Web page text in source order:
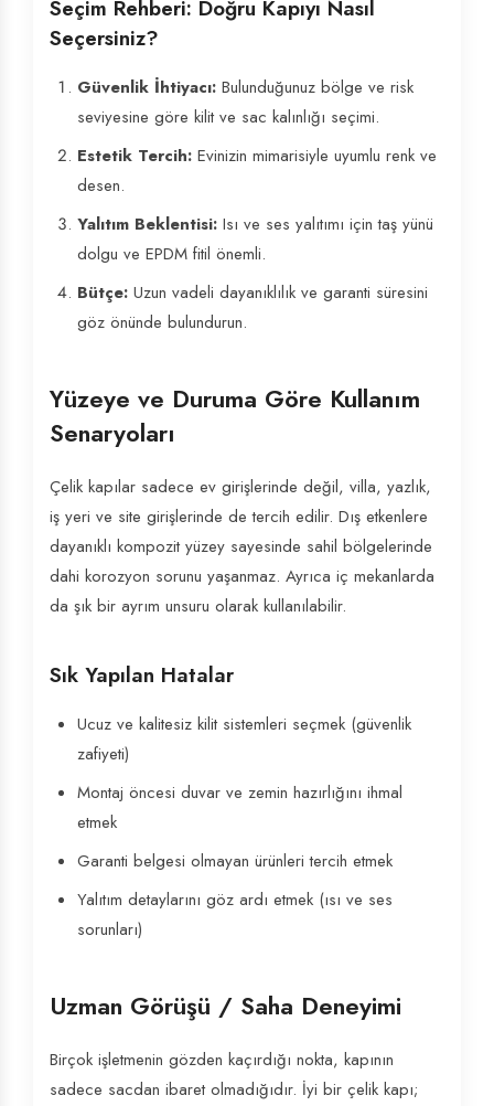
Seçim Rehberi: Doğru Kapıyı Nasıl
Seçersiniz?
Güvenlik İhtiyacı: Bulunduğunuz bölge ve risk
seviyesine göre kilit ve sac kalınlığı seçimi.
Estetik Tercih: Evinizin mimarisiyle uyumlu renk ve
desen.
Yalıtım Beklentisi: Isı ve ses yalıtımı için taş yünü
dolgu ve EPDM fitil önemli.
Bütçe: Uzun vadeli dayanıklılık ve garanti süresini
göz önünde bulundurun.
Yüzeye ve Duruma Göre Kullanım
Senaryoları
Çelik kapılar sadece ev girişlerinde değil, villa, yazlık,
iş yeri ve site girişlerinde de tercih edilir. Dış etkenlere
dayanıklı kompozit yüzey sayesinde sahil bölgelerinde
dahi korozyon sorunu yaşanmaz. Ayrıca iç mekanlarda
da şık bir ayrım unsuru olarak kullanılabilir.
Sık Yapılan Hatalar
Ucuz ve kalitesiz kilit sistemleri seçmek (güvenlik
zafiyeti)
Montaj öncesi duvar ve zemin hazırlığını ihmal
etmek
Garanti belgesi olmayan ürünleri tercih etmek
Yalıtım detaylarını göz ardı etmek (ısı ve ses
sorunları)
Uzman Görüşü / Saha Deneyimi
Birçok işletmenin gözden kaçırdığı nokta, kapının
sadece sacdan ibaret olmadığıdır. İyi bir çelik kapı;